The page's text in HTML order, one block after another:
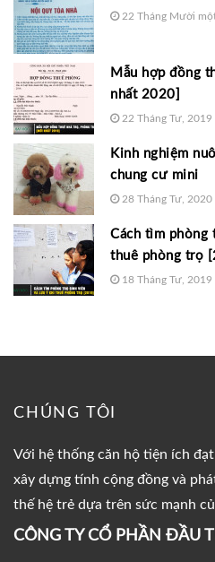
22 Tháng Mười
Mẫu hợp đồng
nhất 2020]
22 Tháng Tư, 2019
Kinh nghiệm
chung cư mini
28 Tháng Tư, 2020
Cách tìm
thuê phòng trọ
18 Tháng Tư, 2019
CHÚNG TÔI
Với hệ thống căn hộ tiện ích
xây dựng tính cộng đồng và
thế hệ trẻ dựa trên sức mạnh
CÔNG TY CỔ PHẦN ĐẦU